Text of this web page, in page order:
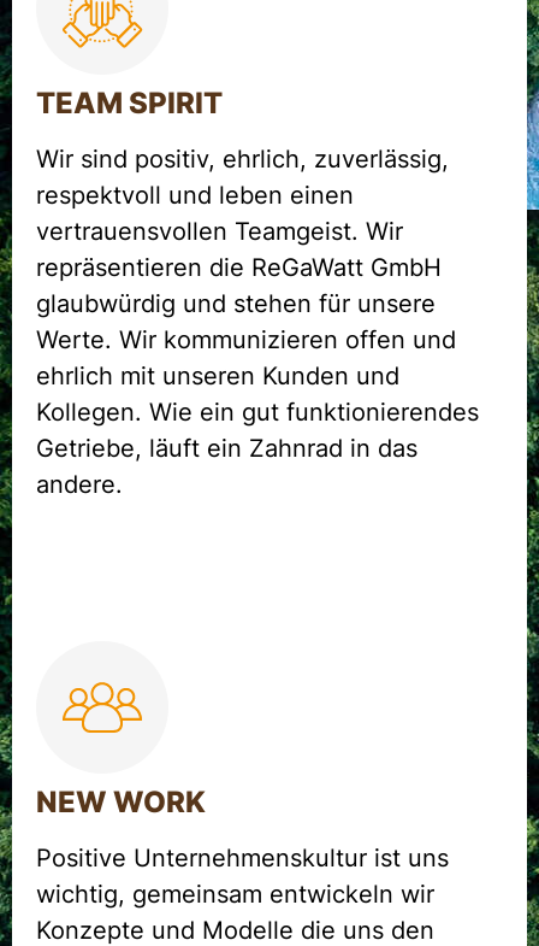
TEAM SPIRIT
Wir sind positiv, ehrlich, zuverlässig,
respektvoll und leben einen
vertrauensvollen Teamgeist. Wir
repräsentieren die ReGaWatt GmbH
glaubwürdig und stehen für unsere
Werte. Wir kommunizieren offen und
ehrlich mit unseren Kunden und
Kollegen. Wie ein gut funktionierendes
Getriebe, läuft ein Zahnrad in das
andere.
NEW WORK
Positive Unternehmenskultur ist uns
wichtig, gemeinsam entwickeln wir
Konzepte und Modelle die uns den